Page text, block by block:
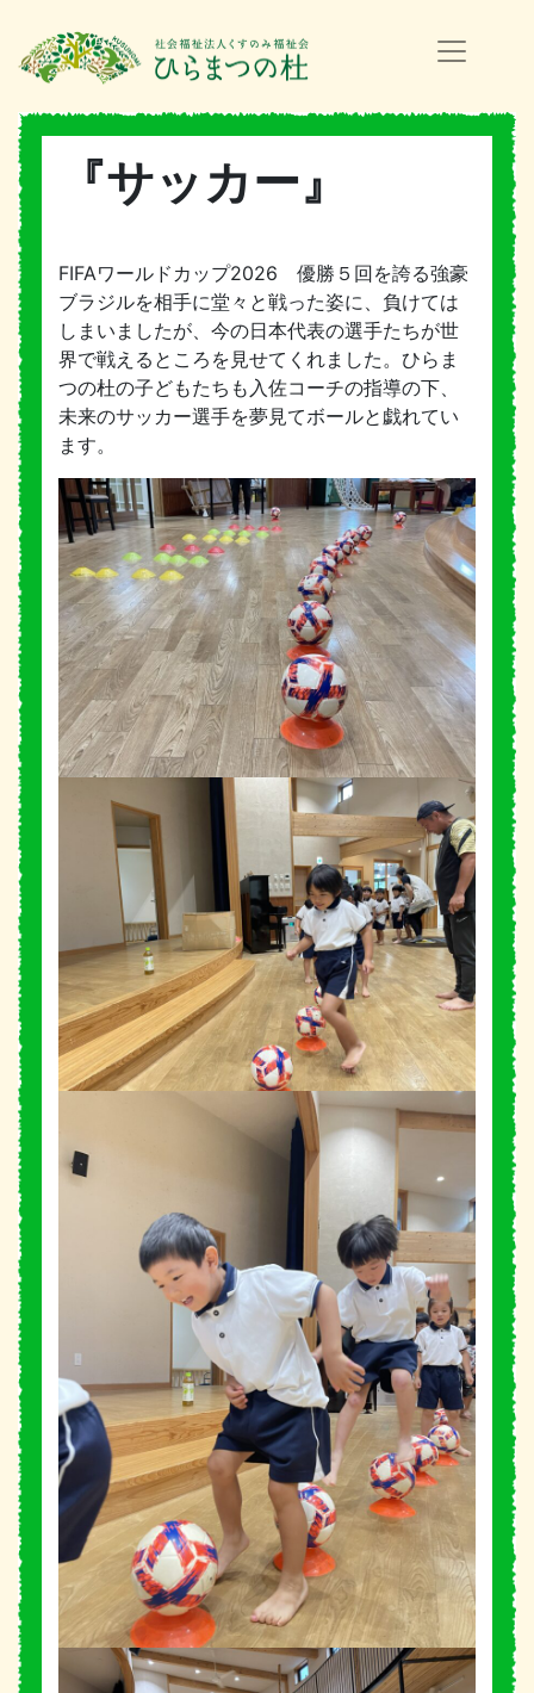
『サッカー』
FIFAワールドカップ2026 優勝５回を誇る強豪
ブラジルを相手に堂々と戦った姿に、負けては
しまいましたが、今の日本代表の選手たちが世
界で戦えるところを見せてくれました。ひらま
つの杜の子どもたちも入佐コーチの指導の下、
未来のサッカー選手を夢見てボールと戯れてい
ます。